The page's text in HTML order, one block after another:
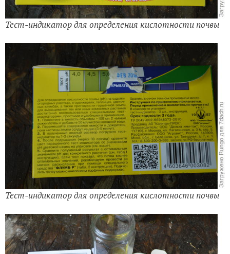
Тест-индикатор для определения кислотности почвы
Тест-индикатор для определения кислотности почвы